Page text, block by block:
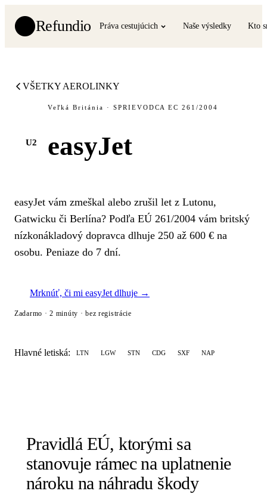
Refundio Práva cestujúcich Naše výsledky Kto
VŠETKY AEROLINKY
U2
Veľká Británia · SPRIEVODCA EC 261/2004
easyJet
easyJet vám zmeškal alebo zrušil let z Lutonu,
Gatwicku či Berlína? Podľa EÚ 261/2004 vám britský
nízkonákladový dopravca dlhuje 250 až 600 € na
osobu. Peniaze do 7 dní.
Mrknúť, či mi easyJet dlhuje →
Zadarmo · 2 minúty · bez registrácie
Hlavné letiská: LTN LGW STN CDG SXF NAP
Pravidlá EÚ, ktorými sa
stanovuje rámec na uplatnenie
nároku na náhradu škody